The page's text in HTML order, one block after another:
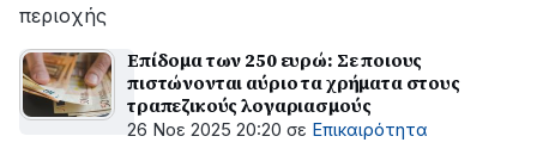
περιοχής
Επίδομα των 250 ευρώ: Σε ποιους
πιστώνονται αύριο τα χρήματα στους
τραπεζικούς λογαριασμούς
26 Νοε 2025 20:20 σε Επικαιρότητα